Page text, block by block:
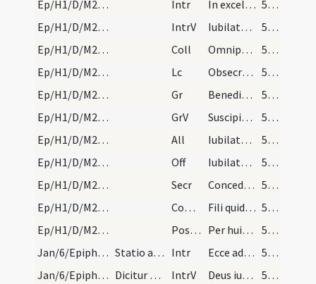
Ep/H1/D/M2/Mass Propers
Intr In excelso throno
51 (15r)
Ep/H1/D/M2/Mass Propers
IntrV Iubilate Deo omnis terra psalmum
51 (15r)
Ep/H1/D/M2/Mass Propers
Coll Omnipotens sempiterne Deus dirige actus nostros
51 (15r)
Ep/H1/D/M2/Mass Propers
Lc Obsecro vos per misericordiam Dei
51 (15r)
Ep/H1/D/M2/Mass Propers
Gr Benedictus Dominus Deus Israel
52 (15v)
Ep/H1/D/M2/Mass Propers
GrV Suscipiant montes pacem populo tuo
52 (15v)
Ep/H1/D/M2/Mass Propers
All Iubilate Deo omnis terra servite
52 (15v)
Ep/H1/D/M2/Mass Propers
Off Iubilate Deo omnis terra servite
52 (15v)
Ep/H1/D/M2/Mass Propers
Secr Concede quaesumus Domine ut oculis tuae maiestatis munus oblatum
52 (15v)
Ep/H1/D/M2/Mass Propers
Comm Fili quid fecisti
52 (15v)
Ep/H1/D/M2/Mass Propers
Postcomm Per huius Domine operationem myterii et vitia nostra
52 (15v)
Jan/6/Epiphania/M2/Mass Propers
Statio ad sanctum Petrum Intr Ecce advenit dominator Dominus
52 (15v)
Jan/6/Epiphania/M2/Mass Propers
Dicitur Gloria in excelsis Deo. IntrV Deus iudicium tuum regi da
52 (15v)